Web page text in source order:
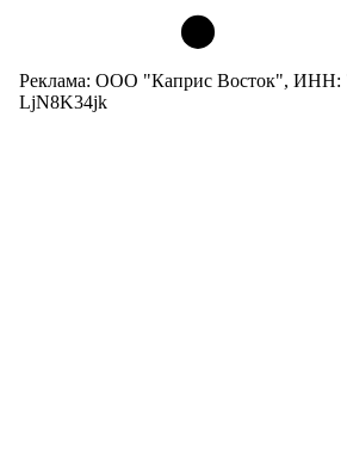
Реклама: ООО "Каприс Восток", ИНН:
LjN8K34jk